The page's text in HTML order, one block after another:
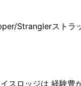
Stranglerストラ
スロッジは 経験豊